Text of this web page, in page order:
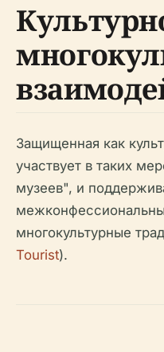
Защищенная как
участвует в таких
музеев", и
многокультурные
Tourist).